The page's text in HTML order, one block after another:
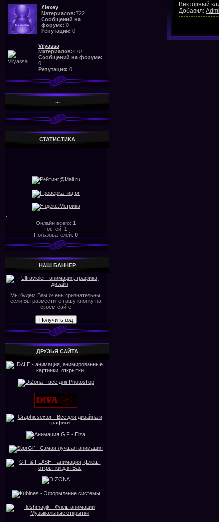
Alexey
Материалов:722
Сообщений на
форуме: 0
Репутация: 0
Vilyassa
Материалов:470
Сообщений на форуме:
0
Репутация: 0
...
СТАТИСТИКА
Онлайн всего: 1
Гостей: 1
Пользователей: 0
НАШ БАHHЕР
Мы будем Вам очень признательны,
если Вы разместите нашу кнопку на
своем сайте
ДРУЗЬЯ САЙТА
Векторный
Добавил: